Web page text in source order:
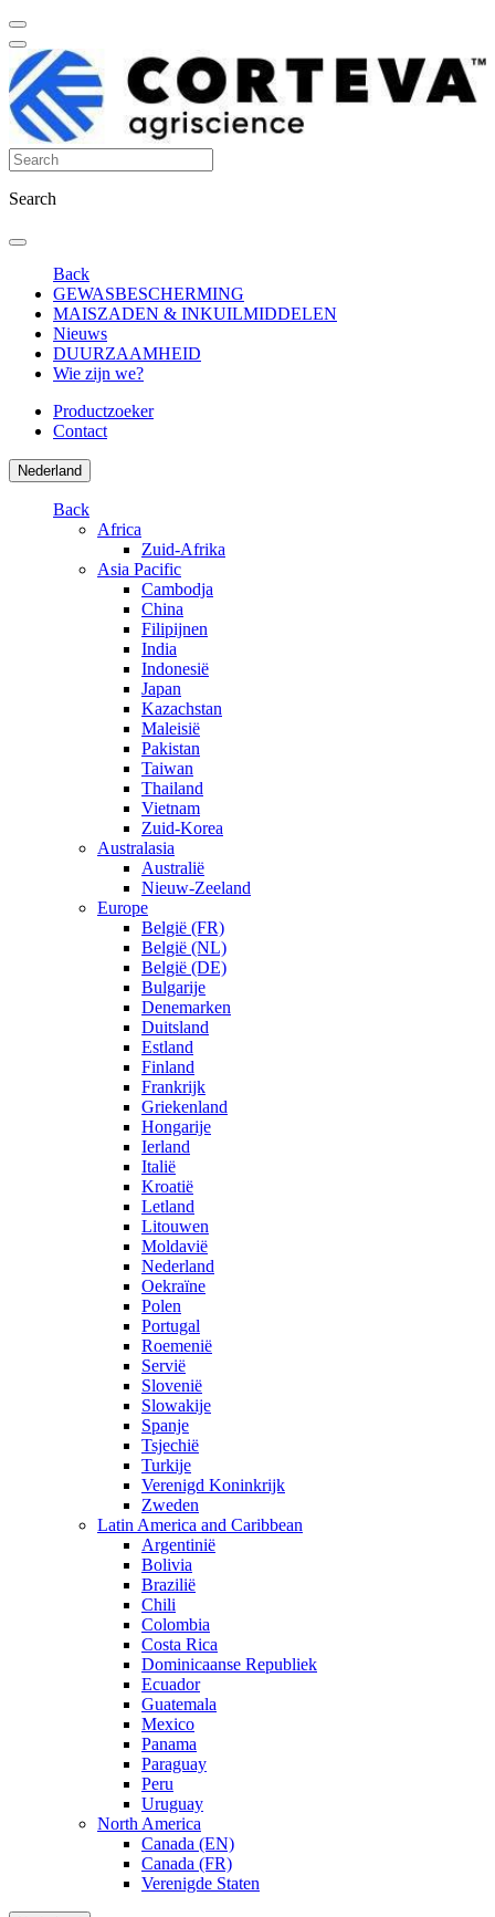
Search
Back
GEWASBESCHERMING
MAISZADEN & INKUILMIDDELEN
Nieuws
DUURZAAMHEID
Wie zijn we?
Productzoeker
Contact
Nederland
Back
Africa
Zuid-Afrika
Asia Pacific
Cambodja
China
Filipijnen
India
Indonesië
Japan
Kazachstan
Maleisië
Pakistan
Taiwan
Thailand
Vietnam
Zuid-Korea
Australasia
Australië
Nieuw-Zeeland
Europe
België (FR)
België (NL)
België (DE)
Bulgarije
Denemarken
Duitsland
Estland
Finland
Frankrijk
Griekenland
Hongarije
Ierland
Italië
Kroatië
Letland
Litouwen
Moldavië
Nederland
Oekraïne
Polen
Portugal
Roemenië
Servië
Slovenië
Slowakije
Spanje
Tsjechië
Turkije
Verenigd Koninkrijk
Zweden
Latin America and Caribbean
Argentinië
Bolivia
Brazilië
Chili
Colombia
Costa Rica
Dominicaanse Republiek
Ecuador
Guatemala
Mexico
Panama
Paraguay
Peru
Uruguay
North America
Canada (EN)
Canada (FR)
Verenigde Staten